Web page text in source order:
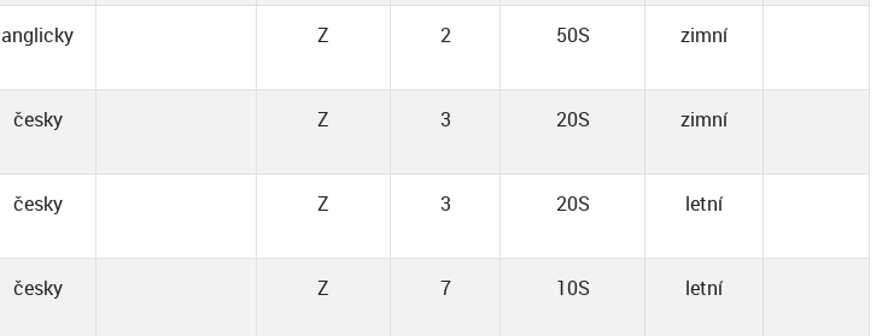
anglicky Z 2 50S zimní
česky Z 3 20S zimní
česky Z 3 20S letní
česky Z 7 10S letní